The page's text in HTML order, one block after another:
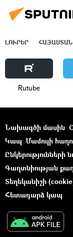
ԼՈՒՐԵՐ ՀԱՅԱՍՏԱՆ
Rutube
Նախագծի մասին
Կապ Մամուլի
Ընկերությունների
Գաղտնիության
Տեղեկանիշի
Հետադարձ կապ